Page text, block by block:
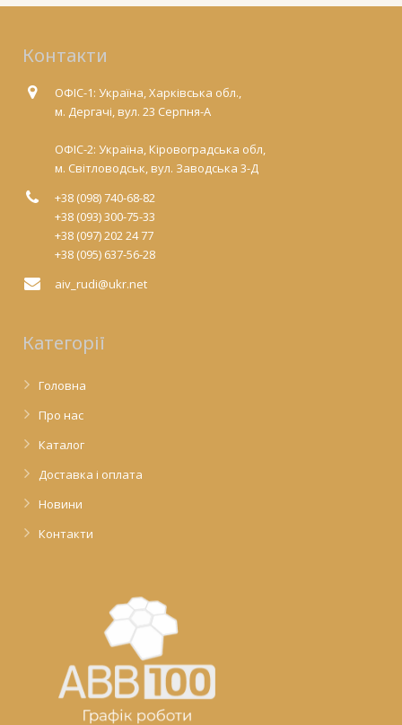
Контакти
ОФІС-1: Україна, Харківська обл.,
м. Дергачі, вул. 23 Серпня-А
ОФІС-2: Україна, Кіровоградська обл,
м. Світловодськ, вул. Заводська 3-Д
+38 (098) 740-68-82
+38 (093) 300-75-33
+38 (097) 202 24 77
+38 (095) 637-56-28
aiv_rudi@ukr.net
Категорії
Головна
Про нас
Каталог
Доставка і оплата
Новини
Контакти